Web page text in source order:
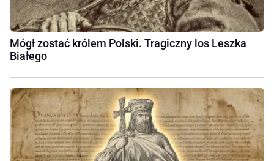
Mógł zostać królem Polski. Tragiczny los Leszka
Białego